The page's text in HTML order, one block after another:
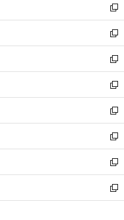
ド
ウ
で
開
く
ィ
ン
ド
ウ
で
開
く
い
ウ
ィ
ン
ド
ウ
で
開
く
新
し
い
ウ
ィ
ン
ド
ウ
で
開
く
新
し
い
ウ
ィ
ン
ド
ウ
で
開
く
新
し
い
ウ
ィ
ン
ド
ウ
で
開
く
新
し
い
ウ
ィ
ン
ド
ウ
で
開
新
し
い
ウ
ィ
ン
ド
ウ
新
し
い
ウ
ィ
ン
新
し
い
ウ
新
し